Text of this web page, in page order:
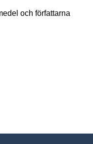
och författarna